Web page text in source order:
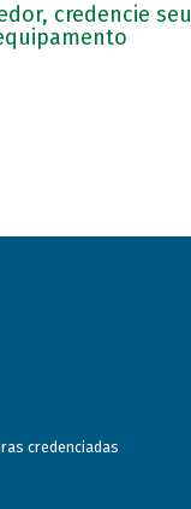
credencie seu
credenciadas